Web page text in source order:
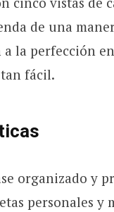
de una
la perfección
fácil.
organizado y
personales y